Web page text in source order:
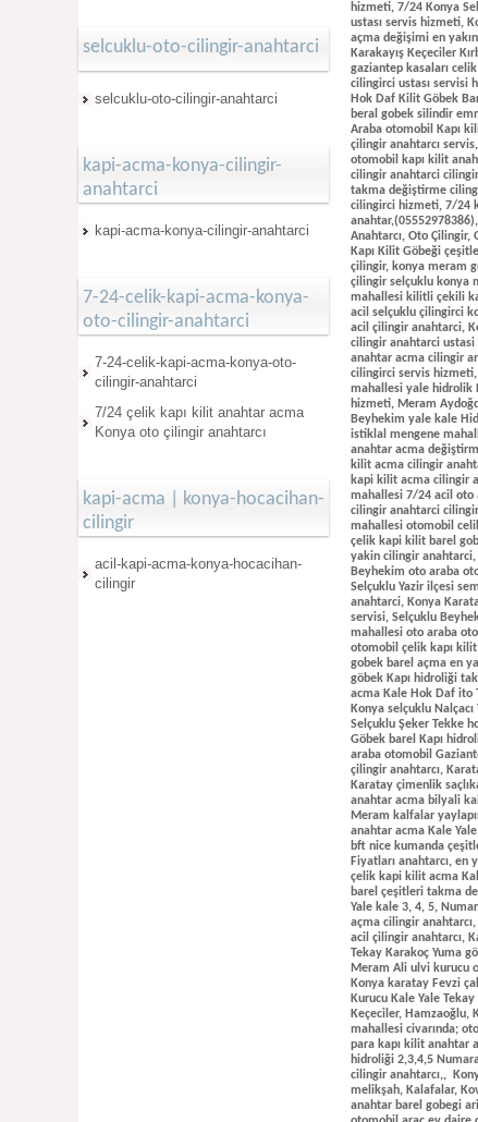
selcuklu-oto-cilingir-anahtarci
selcuklu-oto-cilingir-anahtarci
kapi-acma-konya-cilingir-
anahtarci
kapi-acma-konya-cilingir-anahtarci
7-24-celik-kapi-acma-konya-
oto-cilingir-anahtarci
7-24-celik-kapi-acma-konya-oto-
cilingir-anahtarci
7/24 çelik kapı kilit anahtar acma
Konya oto çilingir anahtarcı
kapi-acma | konya-hocacihan-
cilingir
acil-kapi-acma-konya-hocacihan-
cilingir
hizmeti, 7/24 Konya
ustası servis hizmeti,
açma değişimi en
Karakayış Keçeciler
gaziantep kasaları
cilingirci ustası servisi